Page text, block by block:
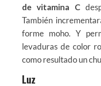
de vitamina C
También
forme moho. Y
levaduras de color
como resultado un
Luz